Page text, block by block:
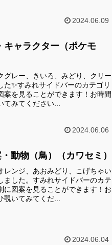
2024.06.09
ャラクター（ポケモ
グレー、きいろ、みどり、クリー
✨すみれサイドバーのカテゴリ
を見ることができます！お時間
みてください...
2024.06.06
物（鳥）（カワセミ）
レンジ、あおみどり、こげちゃい
ました。すみれサイドバーのカテ
に図案を見ることができます！お
いてみてくだ...
2024.06.04